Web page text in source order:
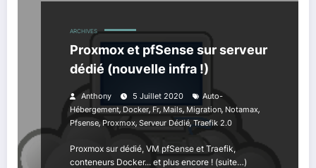
ARCHIVES
Proxmox et pfSense sur serveur
dédié (nouvelle infra !)
Anthony 5 Juillet 2020
Auto-
Hébergement,Docker,Fr,Mails,Migration, Notamax,
Pfsense, Proxmox, Serveur Dédié, Traefik 2.0
Proxmox sur dédié, VM pfSense et Traefik,
conteneurs Docker... et plus encore ! (suite…)